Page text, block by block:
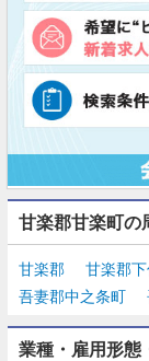
甘楽郡甘楽町の
甘楽郡 甘楽郡
吾妻郡中之条町
業種・雇用形態